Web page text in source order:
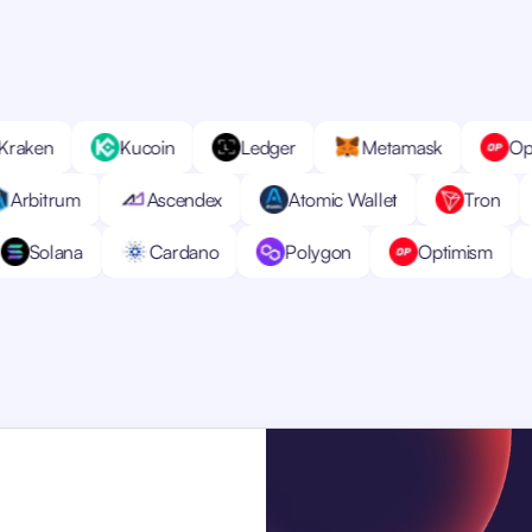
Kraken Kucoin Ledger
Ascendex Atomic Wallet Tron Bitfinex
Ton Solana Cardano Polygon